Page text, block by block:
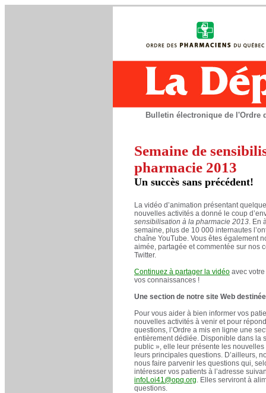
Bulletin électronique de l'Ordre
Semaine de
pharmacie 2013
Un succès sans précédent!
La vidéo d’animation présentant
nouvelles activités a donné le coup
sensibilisation à la pharmacie 2013. En
semaine, plus de 10 000 internautes
chaîne YouTube. Vous êtes également
aimée, partagée et commentée sur nos
Twitter.
Continuez à partager la vidéo avec
vos connaissances !
Une section de notre site Web
Pour vous aider à bien informer vos
nouvelles activités à venir et pour
questions, l’Ordre a mis en ligne une
entièrement dédiée. Disponible dans la
public », elle leur présente les
leurs principales questions. D’ailleurs,
nous faire parvenir les questions qui,
intéresser vos patients à l’adresse
infoLoi41@opq.org. Elles serviront à
questions.